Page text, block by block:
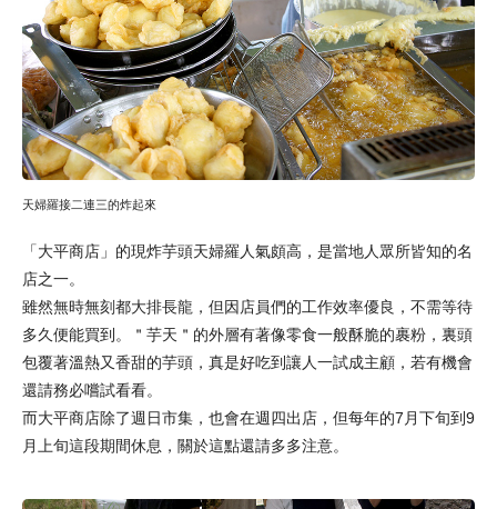
天婦羅接二連三的炸起來
「大平商店」的現炸芋頭天婦羅人氣頗高，是當地人眾所皆知的名
店之一。
雖然無時無刻都大排長龍，但因店員們的工作效率優良，不需等待
多久便能買到。＂芋天＂的外層有著像零食一般酥脆的裹粉，裏頭
包覆著溫熱又香甜的芋頭，真是好吃到讓人一試成主顧，若有機會
還請務必嚐試看看。
而大平商店除了週日市集，也會在週四出店，但每年的7月下旬到9
月上旬這段期間休息，關於這點還請多多注意。